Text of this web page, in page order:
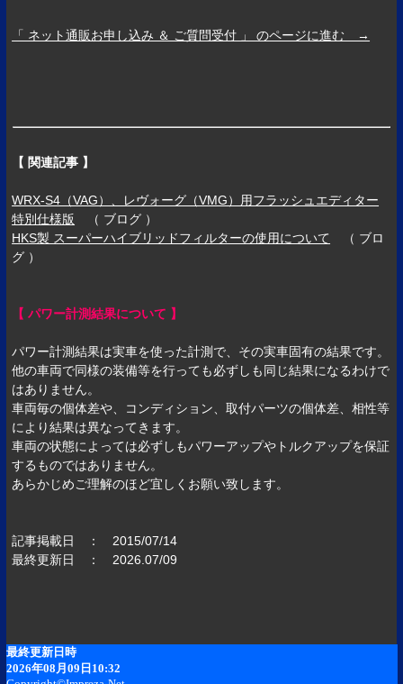
「 ネット通販お申し込み ＆ ご質問受付 」 のページに進む →
【 関連記事 】
WRX-S4（VAG）、レヴォーグ（VMG）用フラッシュエディター
特別仕様版 （ ブログ ）
HKS製 スーパーハイブリッドフィルターの使用について （ ブロ
グ ）
【 パワー計測結果について 】
パワー計測結果は実車を使った計測で、その実車固有の結果です。
他の車両で同様の装備等を行っても必ずしも同じ結果になるわけで
はありません。
車両毎の個体差や、コンディション、取付パーツの個体差、相性等
により結果は異なってきます。
車両の状態によっては必ずしもパワーアップやトルクアップを保証
するものではありません。
あらかじめご理解のほど宜しくお願い致します。
記事掲載日 ： 2015/07/14
最終更新日 ： 2026.07/09